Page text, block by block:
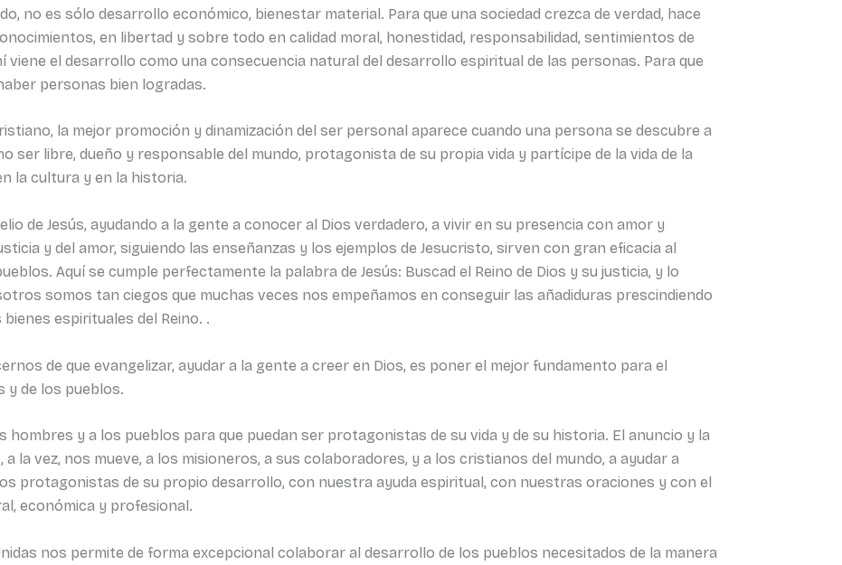
no es sólo desarrollo económico, bienestar material. Para que una sociedad crezca de verdad, hace
en libertad y sobre todo en calidad moral, honestidad, responsabilidad, sentimientos de
viene el desarrollo como una consecuencia natural del desarrollo espiritual de las personas. Para que
personas bien logradas.
la mejor promoción y dinamización del ser personal aparece cuando una persona se descubre a
ser libre, dueño y responsable del mundo, protagonista de su propia vida y partícipe de la vida de la
la cultura y en la historia.
de Jesús, ayudando a la gente a conocer al Dios verdadero, a vivir en su presencia con amor y
y del amor, siguiendo las enseñanzas y los ejemplos de Jesucristo, sirven con gran eficacia al
Aquí se cumple perfectamente la palabra de Jesús: Buscad el Reino de Dios y su justicia, y lo
somos tan ciegos que muchas veces nos empeñamos en conseguir las añadiduras prescindiendo
espirituales del Reino. .
de que evangelizar, ayudar a la gente a creer en Dios, es poner el mejor fundamento para el
y de los pueblos.
hombres y a los pueblos para que puedan ser protagonistas de su vida y de su historia. El anuncio y la
la vez, nos mueve, a los misioneros, a sus colaboradores, y a los cristianos del mundo, a ayudar a
protagonistas de su propio desarrollo, con nuestra ayuda espiritual, con nuestras oraciones y con el
económica y profesional.
nos permite de forma excepcional colaborar al desarrollo de los pueblos necesitados de la manera